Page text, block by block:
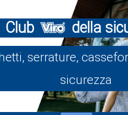
Club della
serrature,
sicurezza